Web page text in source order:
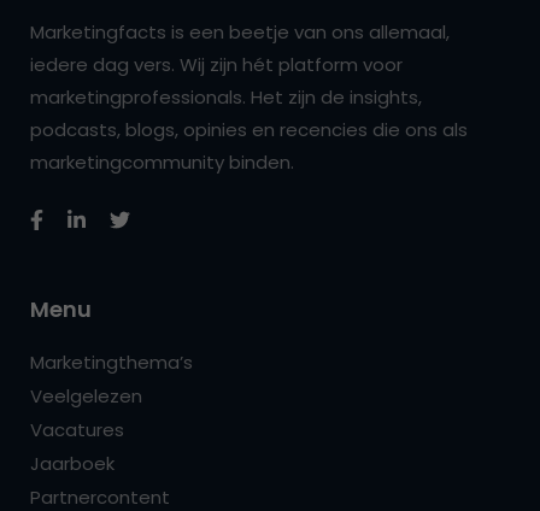
Marketingfacts is een beetje van ons allemaal,
iedere dag vers. Wij zijn hét platform voor
marketingprofessionals. Het zijn de insights,
podcasts, blogs, opinies en recencies die ons als
marketingcommunity binden.
Menu
Marketingthema’s
Veelgelezen
Vacatures
Jaarboek
Partnercontent